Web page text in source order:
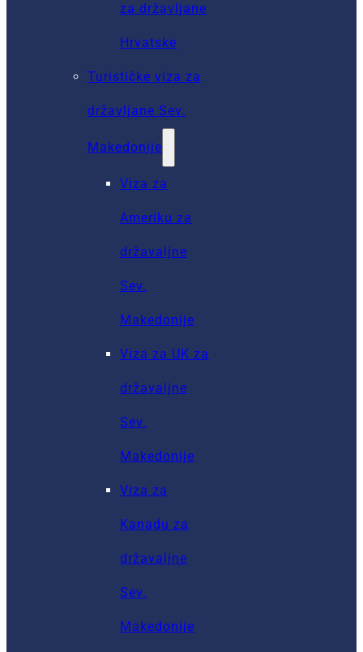
za državljane
Hrvatske
Turističke viza za
državljane Sev.
Makedonije
Viza za
Ameriku za
državaljne
Sev.
Makedonije
Viza za UK za
državaljne
Sev.
Makedonije
Viza za
Kanadu za
državaljne
Sev.
Makedonije